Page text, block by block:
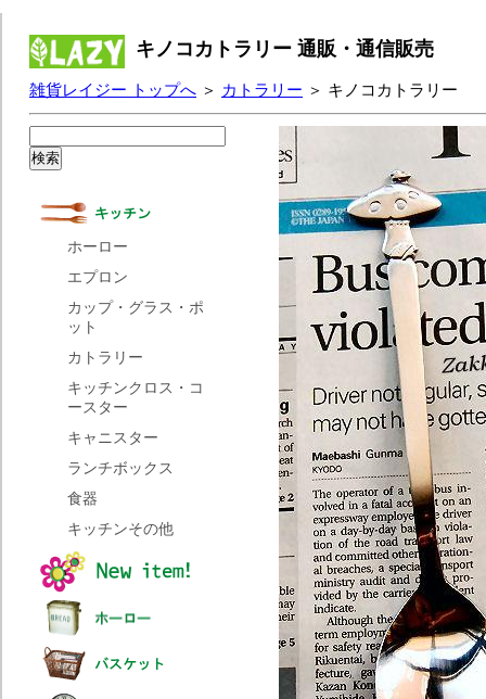
キノコカトラリー 通販・通信販売
雑貨レイジー トップへ ＞ カトラリー ＞ キノコカトラリー
ホーロー
エプロン
カップ・グラス・ポ
ット
カトラリー
キッチンクロス・コ
ースター
キャニスター
ランチボックス
食器
キッチンその他